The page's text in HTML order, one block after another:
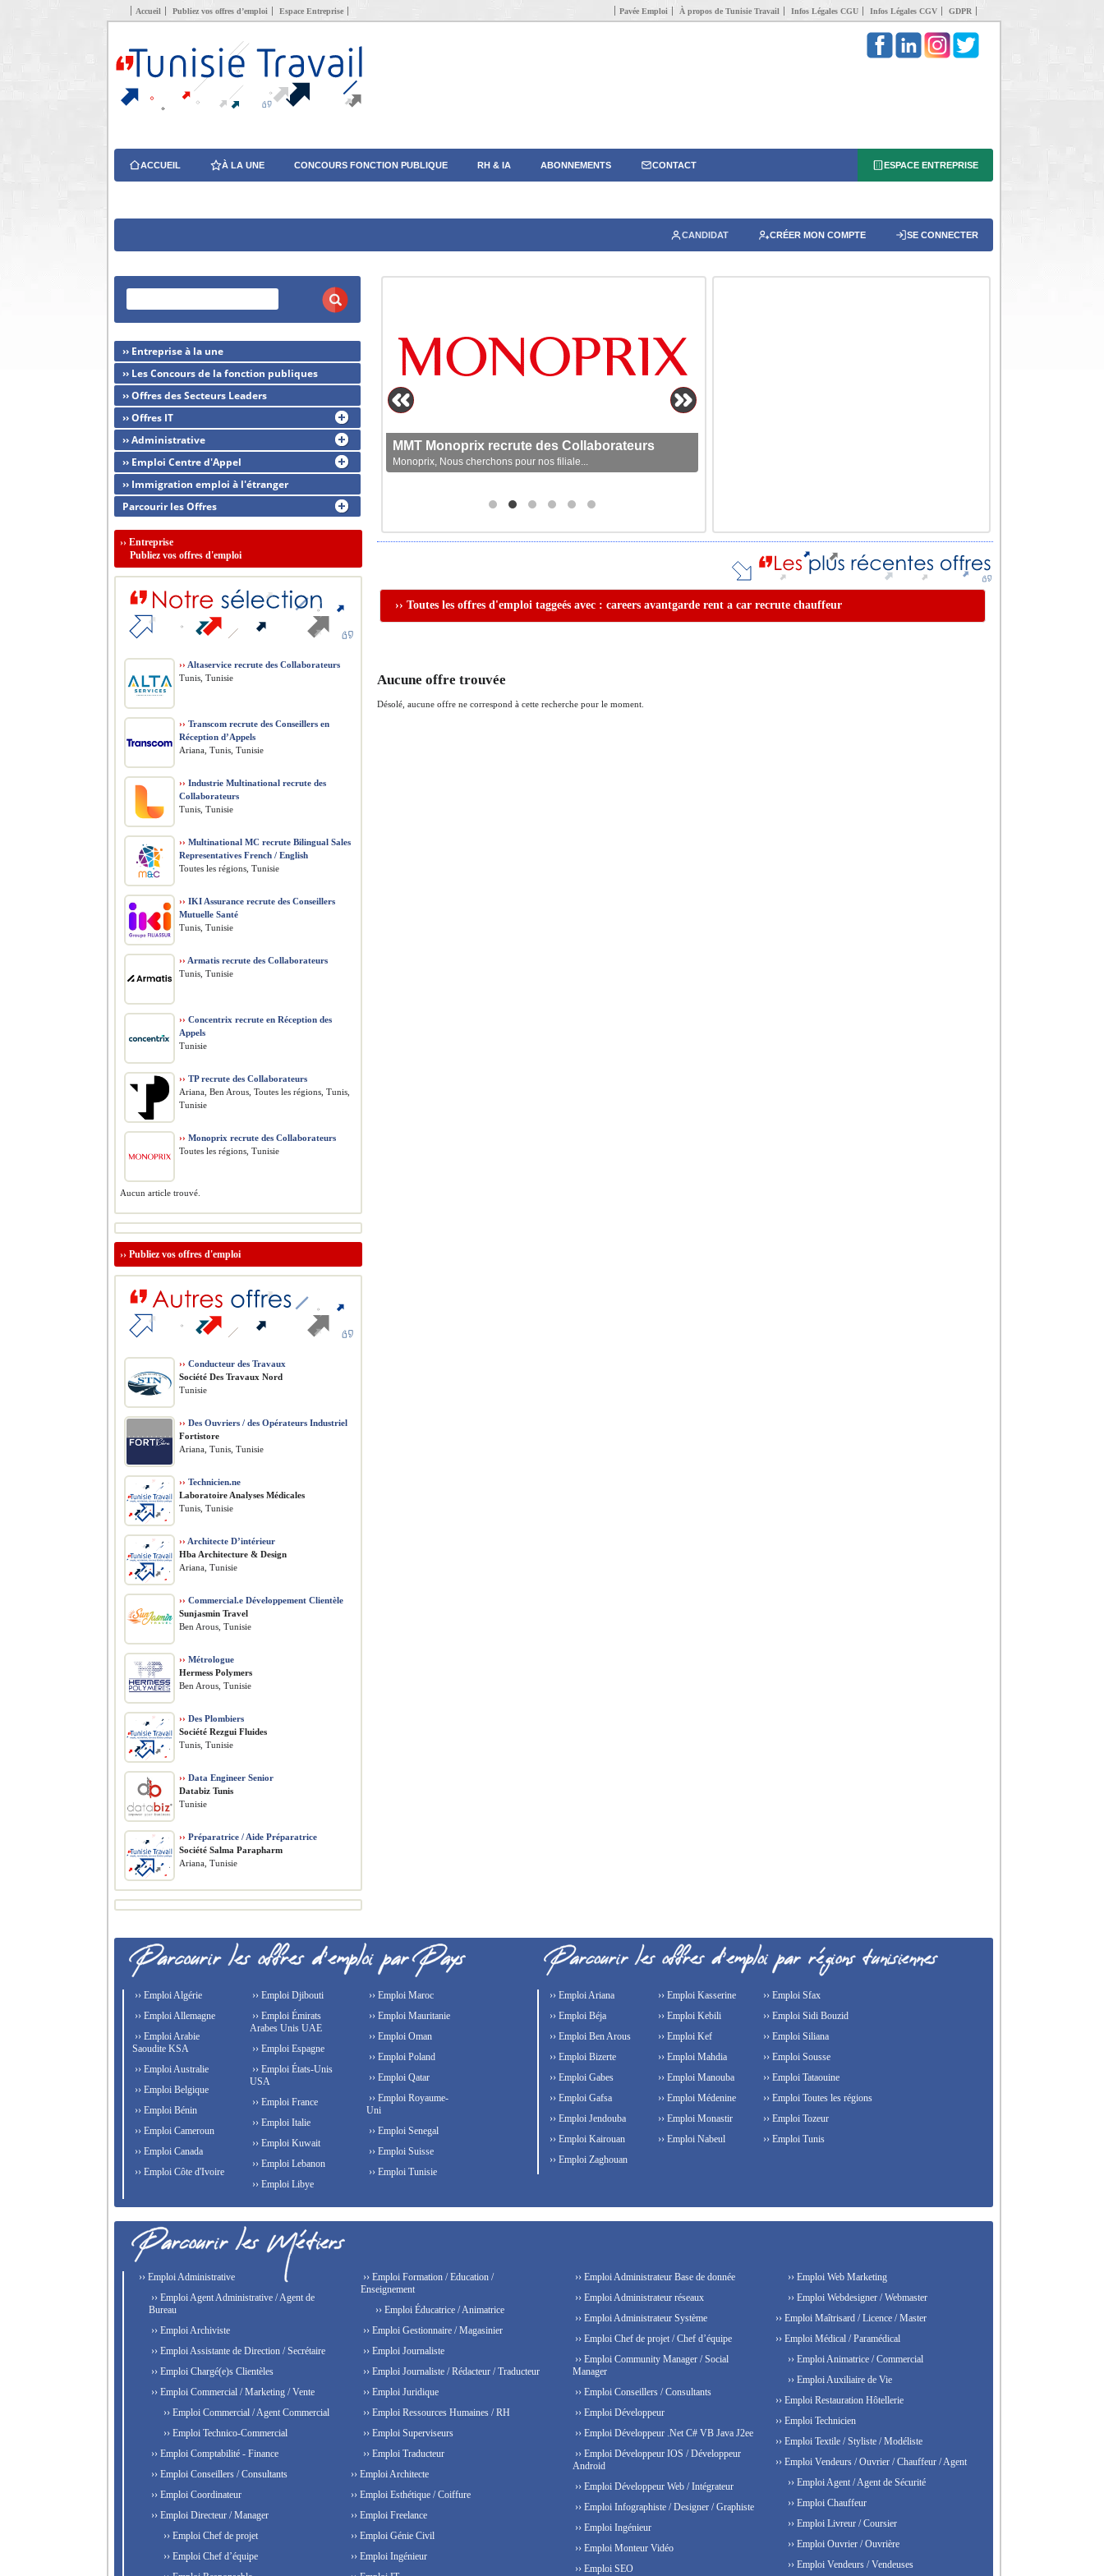
Accueil Publiez vos offres d’emploi Espace Entreprise Pavée Emploi À propos de Tunisie Travail Infos Légales CGU Infos Légales CGV GDPR
ACCUEIL À LA UNE CONCOURS FONCTION PUBLIQUE RH & IA ABONNEMENTS CONTACT ESPACE ENTREPRISE
CANDIDAT CRÉER MON COMPTE SE CONNECTER
MMT Monoprix recrute des Collaborateurs
Monoprix, Nous cherchons pour nos filiale...
›› Toutes les offres d'emploi taggeés avec : careers avantgarde rent a car recrute chauffeur
Aucune offre trouvée
Désolé, aucune offre ne correspond à cette recherche pour le moment.
›› Entreprise à la une
›› Les Concours de la fonction publiques
›› Offres des Secteurs Leaders
›› Offres IT
›› Administrative
›› Emploi Centre d'Appel
›› Immigration emploi à l'étranger
Parcourir les Offres
›› Entreprise
Publiez vos offres d'emploi
›› Altaservice recrute des Collaborateurs
Tunis, Tunisie
›› Transcom recrute des Conseillers en
Réception d’Appels
Ariana, Tunis, Tunisie
›› Industrie Multinational recrute des
Collaborateurs
Tunis, Tunisie
›› Multinational MC recrute Bilingual Sales
Representatives French / English
Toutes les régions, Tunisie
›› IKI Assurance recrute des Conseillers
Mutuelle Santé
Tunis, Tunisie
›› Armatis recrute des Collaborateurs
Tunis, Tunisie
›› Concentrix recrute en Réception des
Appels
Tunisie
›› TP recrute des Collaborateurs
Ariana, Ben Arous, Toutes les régions, Tunis,
Tunisie
›› Monoprix recrute des Collaborateurs
Toutes les régions, Tunisie
Aucun article trouvé.
›› Publiez vos offres d'emploi
›› Conducteur des Travaux
Société Des Travaux Nord
Tunisie
›› Des Ouvriers / des Opérateurs Industriel
Fortistore
Ariana, Tunis, Tunisie
›› Technicien.ne
Laboratoire Analyses Médicales
Tunis, Tunisie
›› Architecte D’intérieur
Hba Architecture & Design
Ariana, Tunisie
›› Commercial.e Développement Clientèle
Sunjasmin Travel
Ben Arous, Tunisie
›› Métrologue
Hermess Polymers
Ben Arous, Tunisie
›› Des Plombiers
Société Rezgui Fluides
Tunis, Tunisie
›› Data Engineer Senior
Databiz Tunis
Tunisie
›› Préparatrice / Aide Préparatrice
Société Salma Parapharm
Ariana, Tunisie
›› Emploi Algérie
›› Emploi Allemagne
›› Emploi Arabie
Saoudite KSA
›› Emploi Australie
›› Emploi Belgique
›› Emploi Bénin
›› Emploi Cameroun
›› Emploi Canada
›› Emploi Côte d'Ivoire
›› Emploi Djibouti
›› Emploi Émirats
Arabes Unis UAE
›› Emploi Espagne
›› Emploi États-Unis
USA
›› Emploi France
›› Emploi Italie
›› Emploi Kuwait
›› Emploi Lebanon
›› Emploi Libye
›› Emploi Maroc
›› Emploi Mauritanie
›› Emploi Oman
›› Emploi Poland
›› Emploi Qatar
›› Emploi Royaume-
Uni
›› Emploi Senegal
›› Emploi Suisse
›› Emploi Tunisie
›› Emploi Ariana
›› Emploi Béja
›› Emploi Ben Arous
›› Emploi Bizerte
›› Emploi Gabes
›› Emploi Gafsa
›› Emploi Jendouba
›› Emploi Kairouan
›› Emploi Kasserine
›› Emploi Kebili
›› Emploi Kef
›› Emploi Mahdia
›› Emploi Manouba
›› Emploi Médenine
›› Emploi Monastir
›› Emploi Nabeul
›› Emploi Sfax
›› Emploi Sidi Bouzid
›› Emploi Siliana
›› Emploi Sousse
›› Emploi Tataouine
›› Emploi Toutes les régions
›› Emploi Tozeur
›› Emploi Tunis
›› Emploi Zaghouan
›› Emploi Administrative
›› Emploi Agent Administrative / Agent de
Bureau
›› Emploi Archiviste
›› Emploi Assistante de Direction / Secrétaire
›› Emploi Chargé(e)s Clientèles
›› Emploi Commercial / Marketing / Vente
›› Emploi Commercial / Agent Commercial
›› Emploi Technico-Commercial
›› Emploi Comptabilité - Finance
›› Emploi Conseillers / Consultants
›› Emploi Coordinateur
›› Emploi Directeur / Manager
›› Emploi Chef de projet
›› Emploi Chef d’équipe
›› Emploi Formation / Education /
Enseignement
›› Emploi Éducatrice / Animatrice
›› Emploi Gestionnaire / Magasinier
›› Emploi Journaliste
›› Emploi Journaliste / Rédacteur / Traducteur
›› Emploi Juridique
›› Emploi Ressources Humaines / RH
›› Emploi Superviseurs
›› Emploi Traducteur
›› Emploi Architecte
›› Emploi Esthétique / Coiffure
›› Emploi Freelance
›› Emploi Génie Civil
›› Emploi Ingénieur
›› Emploi Administrateur Base de donnée
›› Emploi Administrateur réseaux
›› Emploi Administrateur Système
›› Emploi Chef de projet / Chef d’équipe
›› Emploi Community Manager / Social
Manager
›› Emploi Conseillers / Consultants
›› Emploi Développeur
›› Emploi Développeur .Net C# VB Java J2ee
›› Emploi Développeur IOS / Développeur
Android
›› Emploi Développeur Web / Intégrateur
›› Emploi Infographiste / Designer / Graphiste
›› Emploi Ingénieur
›› Emploi Monteur Vidéo
›› Emploi SEO
›› Emploi Web Marketing
›› Emploi Webdesigner / Webmaster
›› Emploi Maîtrisard / Licence / Master
›› Emploi Médical / Paramédical
›› Emploi Animatrice / Commercial
›› Emploi Auxiliaire de Vie
›› Emploi Restauration Hôtellerie
›› Emploi Technicien
›› Emploi Textile / Styliste / Modéliste
›› Emploi Vendeurs / Ouvrier / Chauffeur / Agent
›› Emploi Agent / Agent de Sécurité
›› Emploi Chauffeur
›› Emploi Livreur / Coursier
›› Emploi Ouvrier / Ouvrière
›› Emploi Vendeurs / Vendeuses